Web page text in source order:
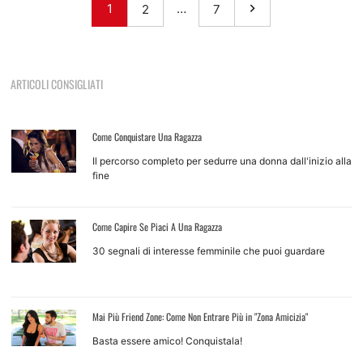
1 2 … 7
ARTICOLI CONSIGLIATI
Come Conquistare Una Ragazza
Il percorso completo per sedurre una donna dall'inizio alla
fine
Come Capire Se Piaci A Una Ragazza
30 segnali di interesse femminile che puoi guardare
Mai Più Friend Zone: Come Non Entrare Più in "Zona Amicizia"
Basta essere amico! Conquistala!